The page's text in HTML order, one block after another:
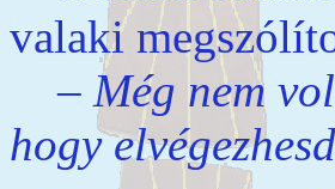
valaki
– Még nem
hogy